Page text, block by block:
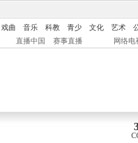
戏曲 音乐 科教 青少 文化 艺术
直播中国 赛事直播 网络电